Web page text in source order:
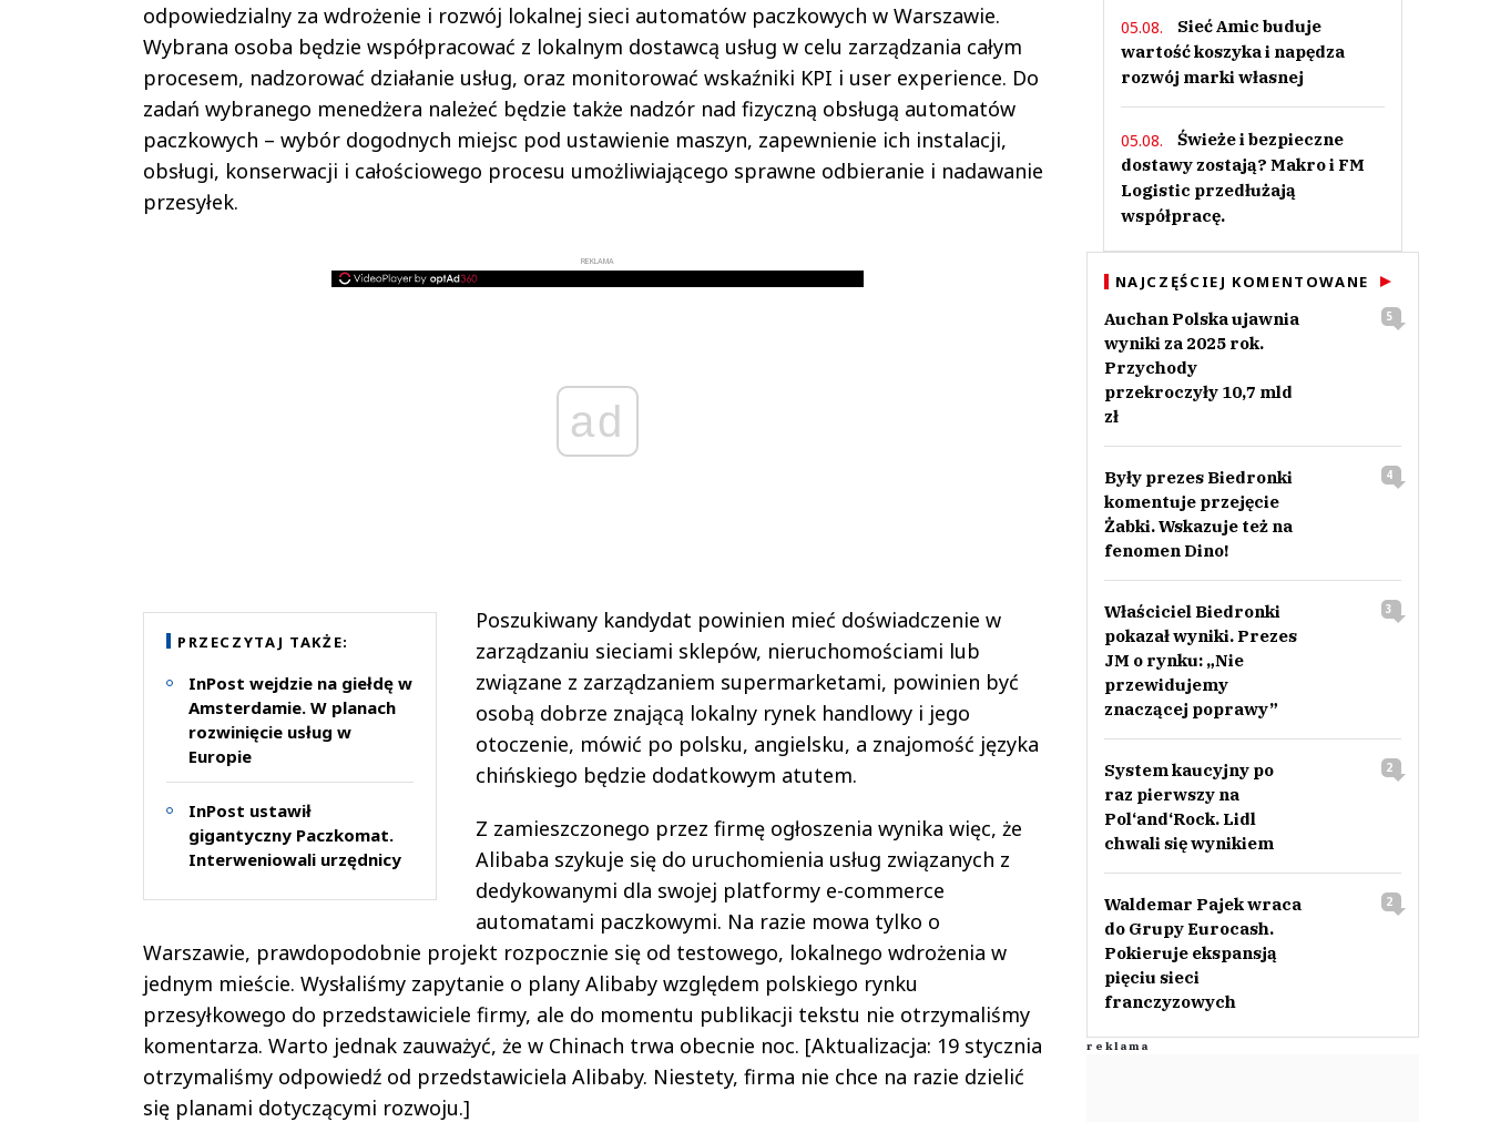
odpowiedzialny za wdrożenie i rozwój lokalnej sieci automatów paczkowych w Warszawie.
Wybrana osoba będzie współpracować z lokalnym dostawcą usług w celu zarządzania całym
procesem, nadzorować działanie usług, oraz monitorować wskaźniki KPI i user experience. Do
zadań wybranego menedżera należeć będzie także nadzór nad fizyczną obsługą automatów
paczkowych – wybór dogodnych miejsc pod ustawienie maszyn, zapewnienie ich instalacji,
obsługi, konserwacji i całościowego procesu umożliwiającego sprawne odbieranie i nadawanie
przesyłek.
REKLAMA
ad
PRZECZYTAJ TAKŻE:
InPost wejdzie na giełdę w
Amsterdamie. W planach
rozwinięcie usług w
Europie
InPost ustawił
gigantyczny Paczkomat.
Interweniowali urzędnicy
Poszukiwany kandydat powinien mieć doświadczenie w
zarządzaniu sieciami sklepów, nieruchomościami lub
związane z zarządzaniem supermarketami, powinien być
osobą dobrze znającą lokalny rynek handlowy i jego
otoczenie, mówić po polsku, angielsku, a znajomość języka
chińskiego będzie dodatkowym atutem.
Z zamieszczonego przez firmę ogłoszenia wynika więc, że
Alibaba szykuje się do uruchomienia usług związanych z
dedykowanymi dla swojej platformy e-commerce
automatami paczkowymi. Na razie mowa tylko o
Warszawie, prawdopodobnie projekt rozpocznie się od testowego, lokalnego wdrożenia w
jednym mieście. Wysłaliśmy zapytanie o plany Alibaby względem polskiego rynku
przesyłkowego do przedstawiciele firmy, ale do momentu publikacji tekstu nie otrzymaliśmy
komentarza. Warto jednak zauważyć, że w Chinach trwa obecnie noc. [Aktualizacja: 19 stycznia
otrzymaliśmy odpowiedź od przedstawiciela Alibaby. Niestety, firma nie chce na razie dzielić
się planami dotyczącymi rozwoju.]
05.08.
Sieć Amic buduje
wartość koszyka i napędza
rozwój marki własnej
05.08.
Świeże i bezpieczne
dostawy zostają? Makro i FM
Logistic przedłużają
współpracę.
NAJCZĘŚCIEJ KOMENTOWANE
Auchan Polska ujawnia
wyniki za 2025 rok.
Przychody
przekroczyły 10,7 mld
zł
5
Były prezes Biedronki
komentuje przejęcie
Żabki. Wskazuje też na
fenomen Dino!
4
Właściciel Biedronki
pokazał wyniki. Prezes
JM o rynku: „Nie
przewidujemy
znaczącej poprawy”
3
System kaucyjny po
raz pierwszy na
Pol‘and‘Rock. Lidl
chwali się wynikiem
2
Waldemar Pajek wraca
do Grupy Eurocash.
Pokieruje ekspansją
pięciu sieci
franczyzowych
2